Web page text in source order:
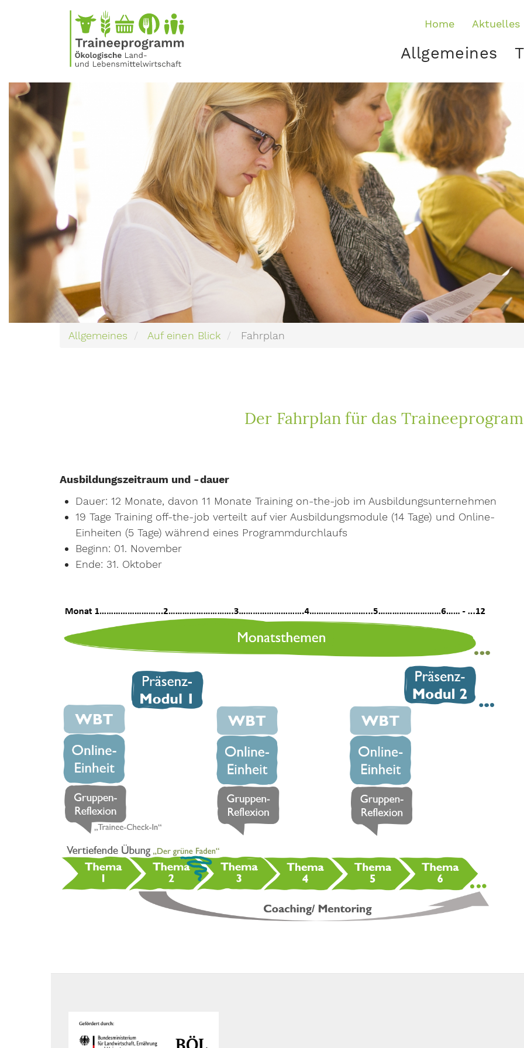
Home Aktuelles
Allgemeines
Allgemeines Auf einen Blick Fahrplan
Der Fahrplan für das
Ausbildungszeitraum und -dauer
Dauer: 12 Monate, davon 11 Monate Training on-the-job im Ausbildungsunternehmen
19 Tage Training off-the-job verteilt auf vier Ausbildungsmodule (14 Tage) und Online-
Einheiten (5 Tage) während eines Programmdurchlaufs
Beginn: 01. November
Ende: 31. Oktober